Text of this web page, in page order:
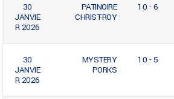
30
JANVIE
R 2026
PATINOIRE
CHRIST-ROY
10 - 6
30
JANVIE
R 2026
MYSTERY
PORKS
10 - 5